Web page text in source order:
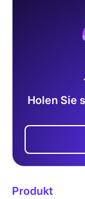
Holen Sie
Produkt